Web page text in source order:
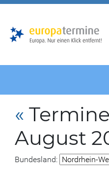
«
August
Bundesland: